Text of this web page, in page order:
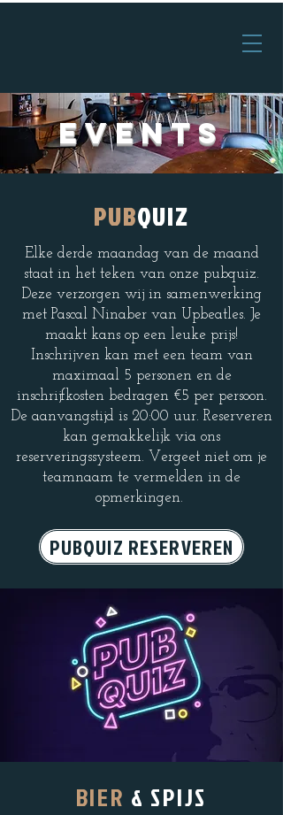
EVENTS
PUBQUIZ
Elke derde maandag van de maand
staat in het teken van onze pubquiz.
Deze verzorgen wij in samenwerking
met Pascal Ninaber van Upbeatles. Je
maakt kans op een leuke prijs!
Inschrijven kan met een team van
maximaal 5 personen en de
inschrijfkosten bedragen €5 per persoon.
De aanvangstijd is 20:00 uur. Reserveren
kan gemakkelijk via ons
reserveringssysteem. Vergeet niet om je
teamnaam te vermelden in de
opmerkingen.
PUBQUIZ RESERVEREN
BIER & SPIJS